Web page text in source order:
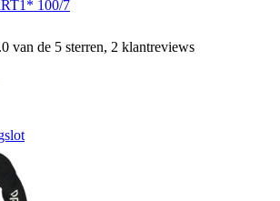
100/7
van de 5 sterren, 2 klantreviews